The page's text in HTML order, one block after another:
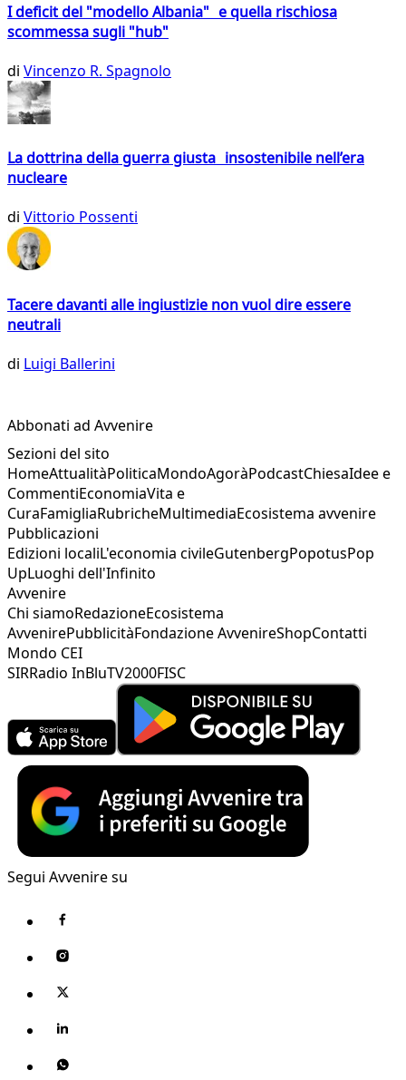
I deficit del "modello Albania" e quella rischiosa
scommessa sugli "hub"
di Vincenzo R. Spagnolo
La dottrina della guerra giusta insostenibile nell’era
nucleare
di Vittorio Possenti
Tacere davanti alle ingiustizie non vuol dire essere
neutrali
di Luigi Ballerini
Abbonati ad Avvenire
Sezioni del sito
HomeAttualitàPoliticaMondoAgoràPodcastChiesaIdee e
CommentiEconomiaVita e
CuraFamigliaRubricheMultimediaEcosistema avvenire
Pubblicazioni
Edizioni localiL'economia civileGutenbergPopotusPop
UpLuoghi dell'Infinito
Avvenire
Chi siamoRedazioneEcosistema
AvvenirePubblicitàFondazione AvvenireShopContatti
Mondo CEI
SIRRadio InBluTV2000FISC
Segui Avvenire su